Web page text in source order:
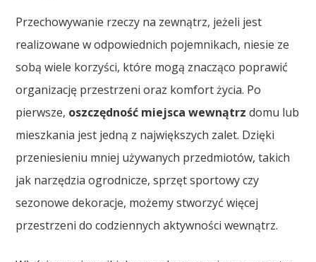
Przechowywanie rzeczy na zewnątrz, jeżeli jest
realizowane w odpowiednich pojemnikach, niesie ze
sobą wiele korzyści, które mogą znacząco poprawić
organizację przestrzeni oraz komfort życia. Po
pierwsze, oszczędność miejsca wewnątrz domu lub
mieszkania jest jedną z największych zalet. Dzięki
przeniesieniu mniej używanych przedmiotów, takich
jak narzędzia ogrodnicze, sprzęt sportowy czy
sezonowe dekoracje, możemy stworzyć więcej
przestrzeni do codziennych aktywności wewnątrz.